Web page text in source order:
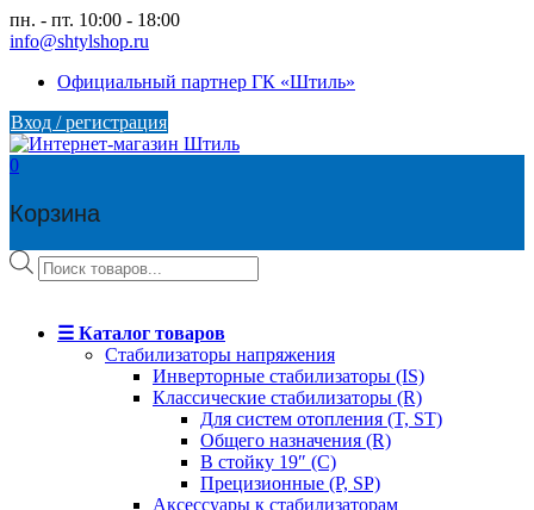
Skip
to
пн. - пт. 10:00 - 18:00
info@shtylshop.ru
Официальный партнер ГК «Штиль»
Вход / регистрация
0
Корзина
Поиск
товаров
☰ Каталог товаров
Стабилизаторы напряжения
Инверторные стабилизаторы (IS)
Классические стабилизаторы (R)
Для систем отопления (T, ST)
Общего назначения (R)
В стойку 19″ (C)
Прецизионные (P, SP)
Аксессуары к стабилизаторам